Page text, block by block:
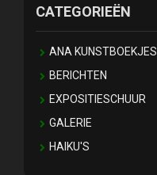
CATEGORIEËN
ANA KUNSTBOEKJES
BERICHTEN
EXPOSITIESCHUUR
GALERIE
HAIKU'S